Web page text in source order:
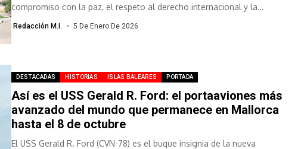
compromiso con la paz, el respeto al derecho internacional y la
Redacción M.I. 5 De Enero De 2026
DESTACADAS HISTORIAS ISLAS BALEARES PORTADA
Así es el USS Gerald R. Ford: el portaaviones más
avanzado del mundo que permanece en Mallorca
hasta el 8 de octubre
El USS Gerald R. Ford (CVN-78) es el buque insignia de la nueva